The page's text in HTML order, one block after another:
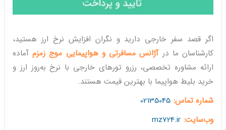
اگر قصد سفر خارجی دارید و نگران افزایش نرخ ارز هستید،
کارشناسان ما درآژانس مسافرتی و هواپیمایی موج زمزمآماده
ارائه مشاوره تخصصی، رزرو تورهای خارجی با نرخ به‌روز ارز و
خرید بلیط هواپیما با بهترین قیمت هستند.
شماره تماس: 02135045
وب‌سایت: mz724.ir